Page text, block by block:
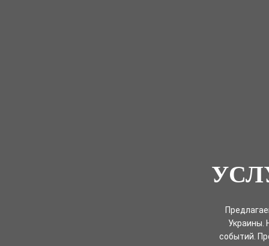
Украины.
событий.